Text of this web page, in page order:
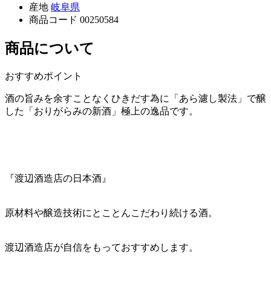
産地 岐阜県
商品コード 00250584
商品について
おすすめポイント
酒の旨みを余すことなくひきだす為に「あら濾し製法」で醸
した「おりがらみの新酒」極上の逸品です。
『渡辺酒造店の日本酒』
原材料や醸造技術にとことんこだわり続ける酒。
渡辺酒造店が自信をもっておすすめします。